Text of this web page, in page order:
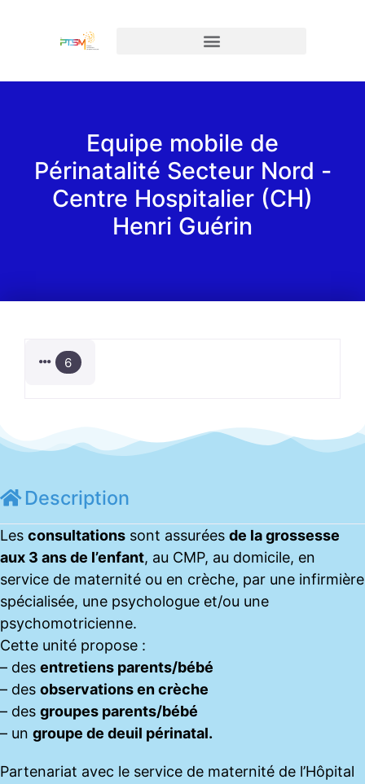
Equipe mobile de
Périnatalité Secteur Nord -
Centre Hospitalier (CH)
Henri Guérin
6
Description
Les consultations sont assurées de la grossesse
aux 3 ans de l’enfant, au CMP, au domicile, en
service de maternité ou en crèche, par une infirmière
spécialisée, une psychologue et/ou une
psychomotricienne.
Cette unité propose :
– des entretiens parents/bébé
– des observations en crèche
– des groupes parents/bébé
– un groupe de deuil périnatal.
Partenariat avec le service de maternité de l’Hôpital